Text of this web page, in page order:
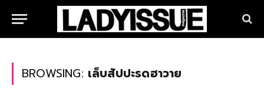
BROWSING: เล็บสัปปะรดฮาวาย